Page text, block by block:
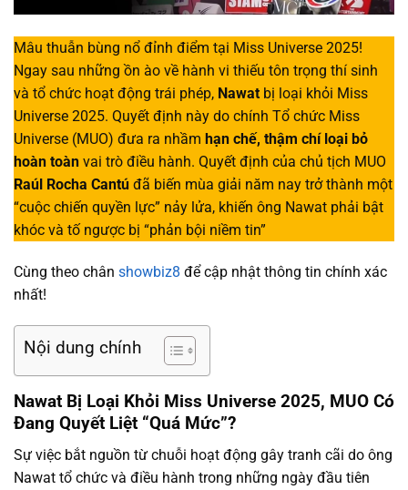
Mâu thuẫn bùng nổ đỉnh điểm tại Miss Universe 2025!
Ngay sau những ồn ào về hành vi thiếu tôn trọng thí sinh
và tổ chức hoạt động trái phép, Nawat bị loại khỏi Miss
Universe 2025. Quyết định này do chính Tổ chức Miss
Universe (MUO) đưa ra nhầm hạn chế, thậm chí loại bỏ
hoàn toàn vai trò điều hành. Quyết định của chủ tịch MUO
Raúl Rocha Cantú đã biến mùa giải năm nay trở thành một
“cuộc chiến quyền lực” nảy lửa, khiến ông Nawat phải bật
khóc và tố ngược bị “phản bội niềm tin”
Cùng theo chân showbiz8 để cập nhật thông tin chính xác
nhất!
Nội dung chính
Nawat Bị Loại Khỏi Miss Universe 2025, MUO Có
Đang Quyết Liệt “Quá Mức”?
Sự việc bắt nguồn từ chuỗi hoạt động gây tranh cãi do ông
Nawat tổ chức và điều hành trong những ngày đầu tiên